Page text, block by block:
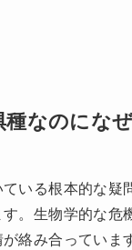
なのにな
いる根本的な
。生物学的な
絡み合っていま